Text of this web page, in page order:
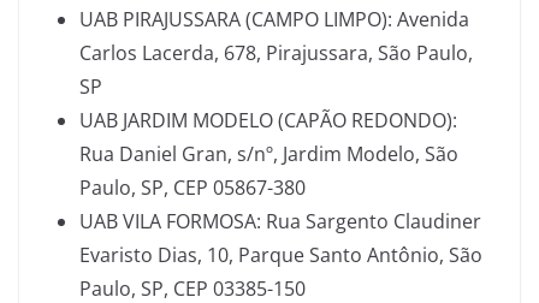
UAB PIRAJUSSARA (CAMPO LIMPO): Avenida
Carlos Lacerda, 678, Pirajussara, São Paulo,
SP
UAB JARDIM MODELO (CAPÃO REDONDO):
Rua Daniel Gran, s/nº, Jardim Modelo, São
Paulo, SP, CEP 05867-380
UAB VILA FORMOSA: Rua Sargento Claudiner
Evaristo Dias, 10, Parque Santo Antônio, São
Paulo, SP, CEP 03385-150